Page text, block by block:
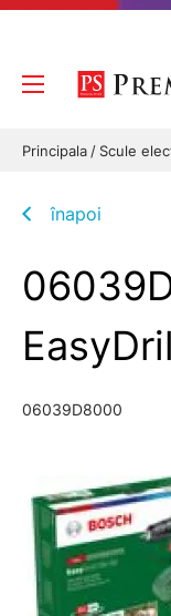
Principala Scule
înapoi
06039D8000